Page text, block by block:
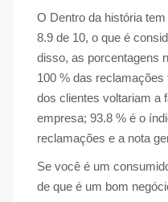
O Dentro da história
8.9 de 10, o que é
disso, as porcentagens
100 % das
dos clientes voltariam a
empresa; 93.8 % é o
reclamações e a nota
Se você é um
de que é um bom